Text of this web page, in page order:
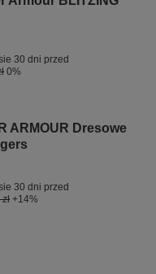
30 dni przed
0%
ARMOUR Dresowe
30 dni przed
+14%